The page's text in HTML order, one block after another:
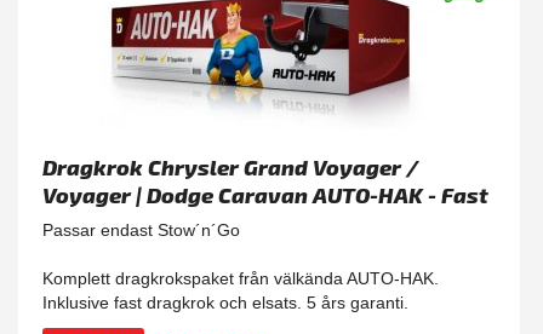
Dragkrok Chrysler Grand Voyager /
Voyager | Dodge Caravan AUTO-HAK - Fast
Passar endast Stow´n´Go
Komplett dragkrokspaket från välkända AUTO-HAK.
Inklusive fast dragkrok och elsats. 5 års garanti.